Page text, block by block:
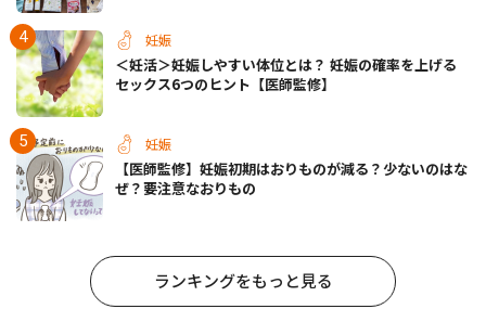
妊娠
＜妊活＞妊娠しやすい体位とは？ 妊娠の確率を上げる
セックス6つのヒント【医師監修】
妊娠
【医師監修】妊娠初期はおりものが減る？少ないのはな
ぜ？要注意なおりもの
ランキングをもっと見る